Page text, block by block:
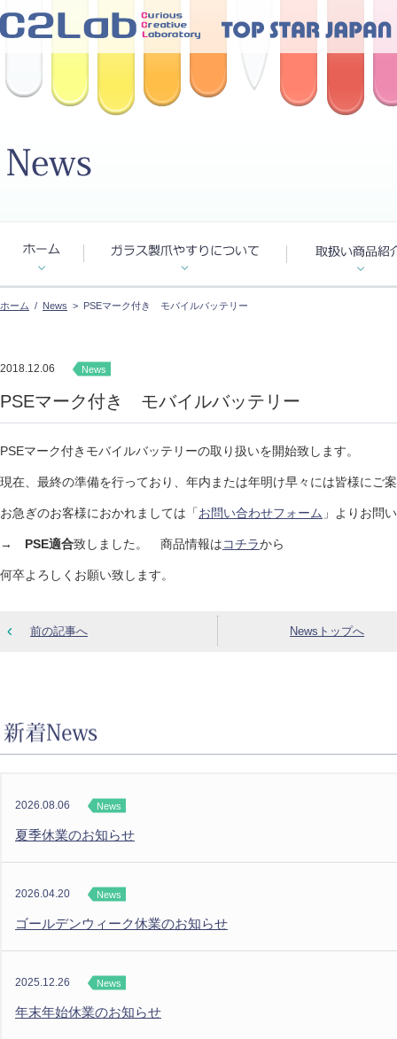
ホーム / News > PSEマーク付き モバイルバッテリー
2018.12.06 News
PSEマーク付き モバイルバッテリー
PSEマーク付きモバイルバッテリーの取り扱いを開始致します。
現在、最終の準備を行っており、年内または年明け早々には皆様にご
お急ぎのお客様におかれましては「お問い合わせフォーム 」よりお問
→ PSE適合致しました。 商品情報はコチラから
何卒よろしくお願い致します。
前の記事へ Newsトップへ
2026.08.06 News
夏季休業のお知らせ
2026.04.20 News
ゴールデンウィーク休業のお知らせ
2025.12.26 News
年末年始休業のお知らせ